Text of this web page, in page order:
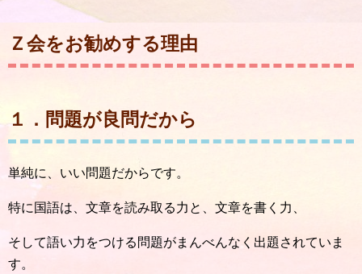
Ｚ会をお勧めする理由
１．問題が良問だから
単純に、いい問題だからです。
特に国語は、文章を読み取る力と、文章を書く力、
そして語い力をつける問題がまんべんなく出題されていま
す。